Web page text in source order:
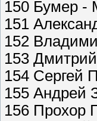
150 Бумер -
151
152
153
154 Сергей
155 Андрей
156 Прохор